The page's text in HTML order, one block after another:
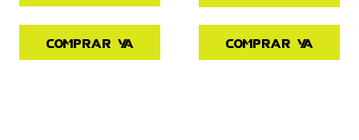
Comprar ya Comprar ya